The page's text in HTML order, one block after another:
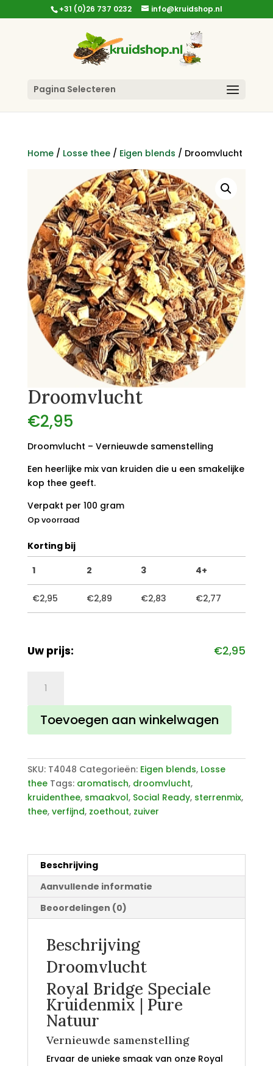
+31 (0)26 737 0232 info@kruidshop.nl
Pagina Selecteren
Home/ Losse thee/ Eigen blends / Droomvlucht
Droomvlucht
€2,95
Droomvlucht – Vernieuwde samenstelling
Een heerlijke mix van kruiden die u een smakelijke
kop thee geeft.
Verpakt per 100 gram
Op voorraad
Korting bij
1
2 3 4+
€2,95 €2,89 €2,83 €2,77
Uw prijs: €2,95
aantal
Toevoegen aan winkelwagen
SKU: T4048 Categorieën: Eigen blends, Losse
thee Tags: aromatisch, droomvlucht,
kruidenthee, smaakvol, Social Ready, sterrenmix,
thee, verfijnd, zoethout, zuiver
Beschrijving
Aanvullende informatie
Beoordelingen (0)
Beschrijving
Droomvlucht
Royal Bridge Speciale
Kruidenmix | Pure
Natuur
Vernieuwde samenstelling
Ervaar de unieke smaak van onze Royal